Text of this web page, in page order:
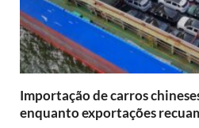
Importação de carros
enquanto exportações